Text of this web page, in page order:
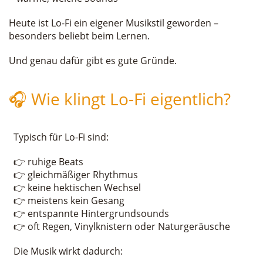
Heute ist Lo-Fi ein eigener Musikstil geworden –
besonders beliebt beim Lernen.
Und genau dafür gibt es gute Gründe.
🎧 Wie klingt Lo-Fi eigentlich?
Typisch für Lo-Fi sind:
👉 ruhige Beats
👉 gleichmäßiger Rhythmus
👉 keine hektischen Wechsel
👉 meistens kein Gesang
👉 entspannte Hintergrundsounds
👉 oft Regen, Vinylknistern oder Naturgeräusche
Die Musik wirkt dadurch: